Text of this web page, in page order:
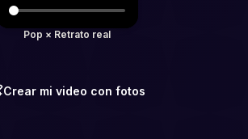
Pop × Retrato real
Crear mi video con fotos